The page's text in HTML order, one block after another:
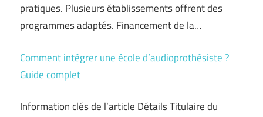
pratiques. Plusieurs établissements offrent des
programmes adaptés. Financement de la…
Comment intégrer une école d’audioprothésiste ?
Guide complet
Information clés de l’article Détails Titulaire du